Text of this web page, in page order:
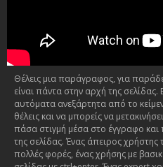
Θέλεις μια παράγραφος, για
είναι πάντα στην αρχή της σελίδας.
αυτόματα ανεξάρτητα από το
θέλεις και να μπορείς να
πάσα στιγμή μέσα στο έγγραφο και
της σελίδας. Ένας άπειρος
πολλές φορές, ένας χρήσης με